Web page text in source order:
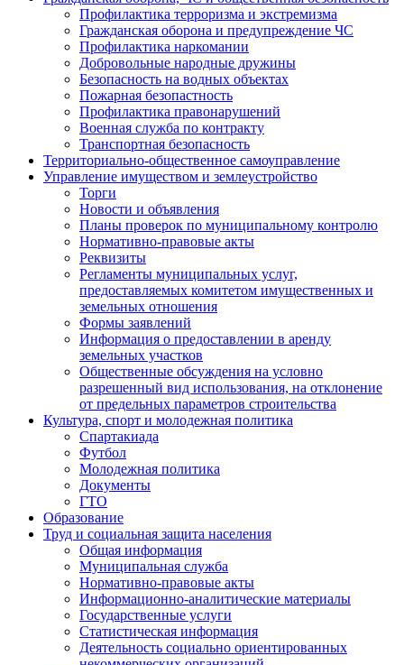
Профилактика терроризма и экстремизма
Гражданская оборона и предупреждение ЧС
Профилактика наркомании
Добровольные народные дружины
Безопасность на водных объектах
Пожарная безопастность
Профилактика правонарушений
Военная служба по контракту
Транспортная безопасность
Территориально-общественное самоуправление
Управление имуществом и землеустройство
Торги
Новости и объявления
Планы проверок по муниципальному контролю
Нормативно-правовые акты
Реквизиты
Регламенты муниципальных услуг,
предоставляемых комитетом имущественных и
земельных отношения
Формы заявлений
Информация о предоставлении в аренду
земельных участков
Общественные обсуждения на условно
разрешенный вид использования, на отклонение
от предельных параметров строительства
Культура, спорт и молодежная политика
Спартакиада
Футбол
Молодежная политика
Документы
ГТО
Образование
Труд и социальная защита населения
Общая информация
Муниципальная служба
Нормативно-правовые акты
Информационно-аналитические материалы
Государственные услуги
Статистическая информация
Деятельность социально ориентированных